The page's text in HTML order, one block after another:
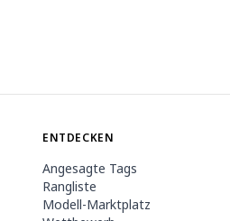
ENTDECKEN
Angesagte Tags
Rangliste
Modell-Marktplatz